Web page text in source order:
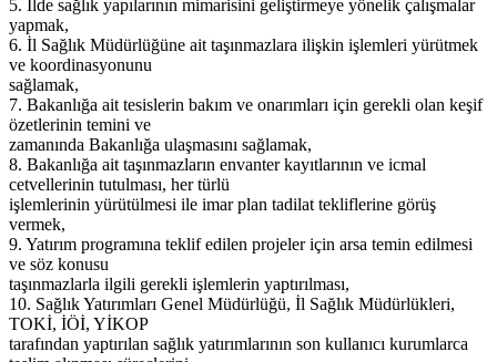
5. İlde sağlık yapılarının mimarisini geliştirmeye yönelik çalışmalar
yapmak,
6. İl Sağlık Müdürlüğüne ait taşınmazlara ilişkin işlemleri yürütmek
ve koordinasyonunu
sağlamak,
7. Bakanlığa ait tesislerin bakım ve onarımları için gerekli olan keşif
özetlerinin temini ve
zamanında Bakanlığa ulaşmasını sağlamak,
8. Bakanlığa ait taşınmazların envanter kayıtlarının ve icmal
cetvellerinin tutulması, her türlü
işlemlerinin yürütülmesi ile imar plan tadilat tekliflerine görüş
vermek,
9. Yatırım programına teklif edilen projeler için arsa temin edilmesi
ve söz konusu
taşınmazlarla ilgili gerekli işlemlerin yaptırılması,
10. Sağlık Yatırımları Genel Müdürlüğü, İl Sağlık Müdürlükleri,
TOKİ, İÖİ, YİKOP
tarafından yaptırılan sağlık yatırımlarının son kullanıcı kurumlarca